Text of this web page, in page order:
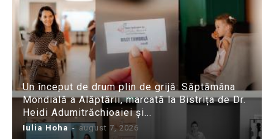
Un început de drum plin de grijă: Săptămâna
Mondială a Alăptării, marcată la Bistrița de Dr.
Heidi Adumitrăchioaiei și...
Iulia Hoha - august 7, 2026